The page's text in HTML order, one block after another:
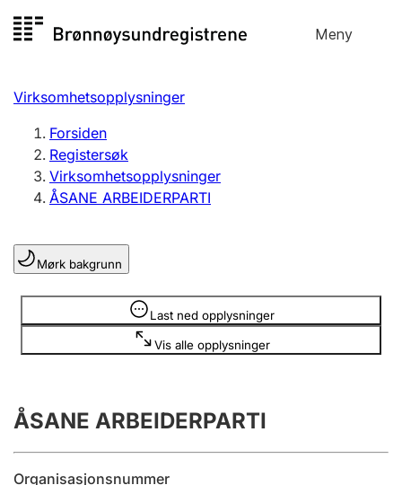
til
Meny
Registersøk
Aksjeselskap
Enkeltpersonforetak
Registrere, endre, slette
Lag og forening
Registrere, endre, slette
Årsregnskap
Innsending og forsinkelsesgebyr
Virksomhetsopplysninger
Forsiden
Registersøk
Virksomhetsopplysninger
ÅSANE ARBEIDERPARTI
Mørk bakgrunn
Last ned opplysninger
Vis alle opplysninger
Opplysninger er skjult
ÅSANE ARBEIDERPARTI
Organisasjonsnummer